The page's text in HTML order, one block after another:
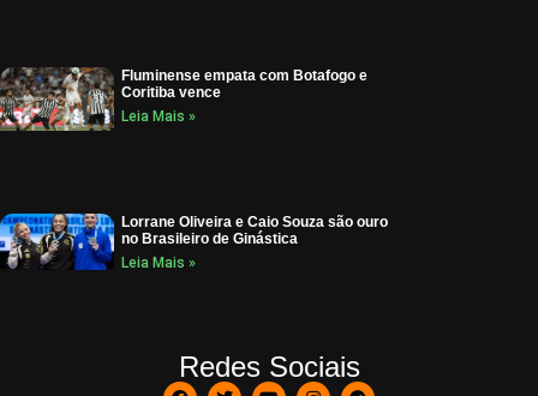
Fluminense empata com Botafogo e
Coritiba vence
Leia Mais »
Lorrane Oliveira e Caio Souza são ouro
no Brasileiro de Ginástica
Leia Mais »
Redes Sociais